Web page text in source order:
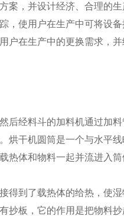
案，并设计经济、合理的生
，使用户在生产中可将设
户在生产中的更换需求，
后经料斗的加料机通过加
烘干机圆筒是一个与水平
热体和物料一起并流进入
得到了载热体的给热，使
抄板，它的作用是把物料